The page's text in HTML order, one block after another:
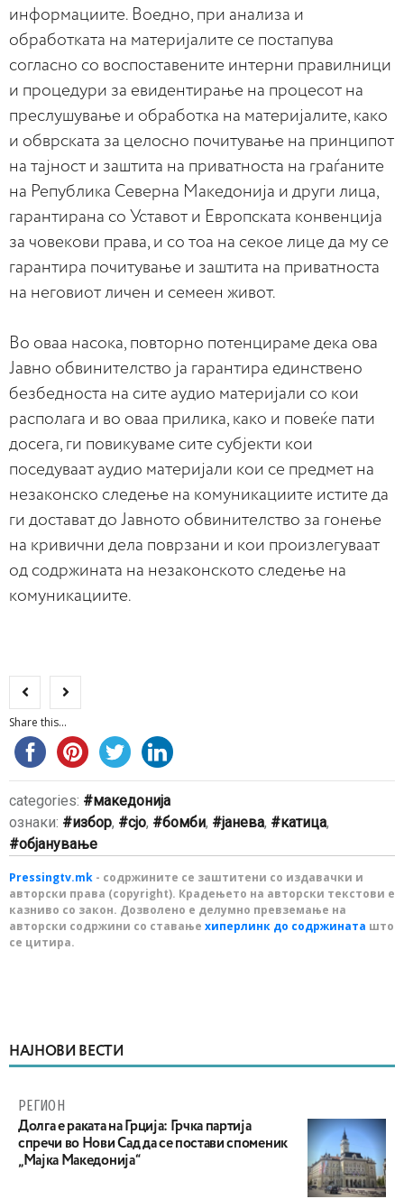
информациите. Воедно, при анализа и
обработката на материјалите се постапува
согласно со воспоставените интерни правилници
и процедури за евидентирање на процесот на
преслушување и обработка на материјалите, како
и обврската за целосно почитување на принципот
на тајност и заштита на приватноста на граѓаните
на Република Северна Македонија и други лица,
гарантирана со Уставот и Европската конвенција
за човекови права, и со тоа на секое лице да му се
гарантира почитување и заштита на приватноста
на неговиот личен и семеен живот.
Во оваа насока, повторно потенцираме дека ова
Јавно обвинителство ја гарантира единствено
безбедноста на сите аудио материјали со кои
располага и во оваа прилика, како и повеќе пати
досега, ги повикуваме сите субјекти кои
поседуваат аудио материјали кои се предмет на
незаконско следење на комуникациите истите да
ги достават до Јавното обвинителство за гонење
на кривични дела поврзани и кои произлегуваат
од содржината на незаконското следење на
комуникациите.
Share this...
categories:
македонија
ознаки:
избор, сјо, бомби, јанева, катица,
објанување
Pressingtv.mk - содржините се заштитени со издавачки и
авторски права (copyright). Крадењето на авторски текстови е
казниво со закон. Дозволено е делумно превземање на
авторски содржини со ставање хиперлинк до содржината што
се цитира.
НАЈНОВИ ВЕСТИ
РЕГИОН
Долга е раката на Грција: Грчка партија
спречи во Нови Сад да се постави споменик
„Мајка Македонија“